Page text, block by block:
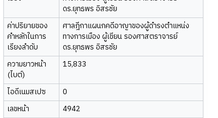
ดร.ยุทธพร อิสรชัย
ค่าปริยายของ
คำหลักในการ
เรียงลำดับ
ศาลฎีกาแผนกคดีอาญาของผู้ดำรงตำแหน่ง
ทางการเมือง ผู้เขียน รองศาสตราจารย์
ดร.ยุทธพร อิสรชัย
ความยาวหน้า
(ไบต์)
15,833
ไอดีเนมสเปซ
0
เลขหน้า
4942